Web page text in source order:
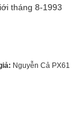
tháng 8-1993
Nguyễn Cả PX61